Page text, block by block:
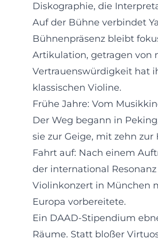
Diskographie, die
Auf der Bühne verbindet
Bühnenpräsenz bleibt
Artikulation, getragen von
Vertrauenswürdigkeit hat
klassischen Violine.
Frühe Jahre: Vom
Der Weg begann in
sie zur Geige, mit zehn
Fahrt auf: Nach einem
der international
Violinkonzert in München
Europa vorbereitete.
Ein DAAD-Stipendium
Räume. Statt bloßer